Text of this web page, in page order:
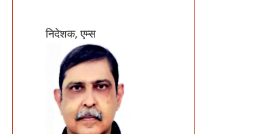
निदेशक, एम्स